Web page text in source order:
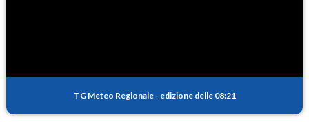
PM25
TG Meteo Regionale - edizione delle 08:21